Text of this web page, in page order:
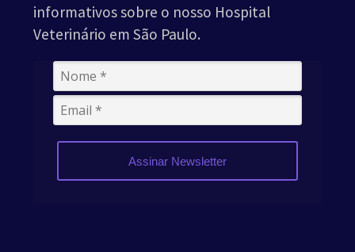
informativos sobre o nosso Hospital
Veterinário em São Paulo.
Assinar Newsletter